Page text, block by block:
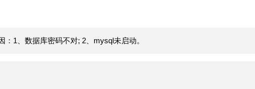
1、数据库密码不对; 2、mysql未启动。